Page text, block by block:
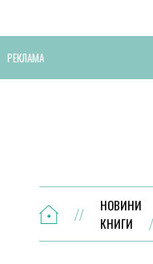
РЕКЛАМА
НОВИНИ
КНИГИ